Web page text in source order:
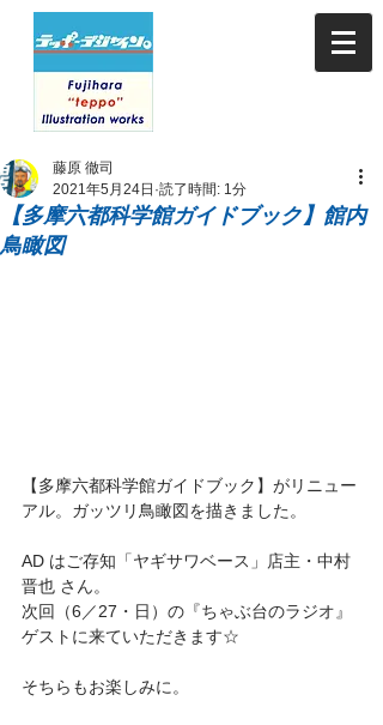
【多摩六都科学館ガイドブック】館内
鳥瞰図
藤原 徹司
2021年5月24日 読了時間: 1分
【多摩六都科学館ガイドブック】がリニュー
アル。ガッツリ鳥瞰図を描きました。
AD はご存知「ヤギサワベース」店主・中村
晋也 さん。
次回（6／27・日）の『ちゃぶ台のラジオ』
ゲストに来ていただきます☆
そちらもお楽しみに。